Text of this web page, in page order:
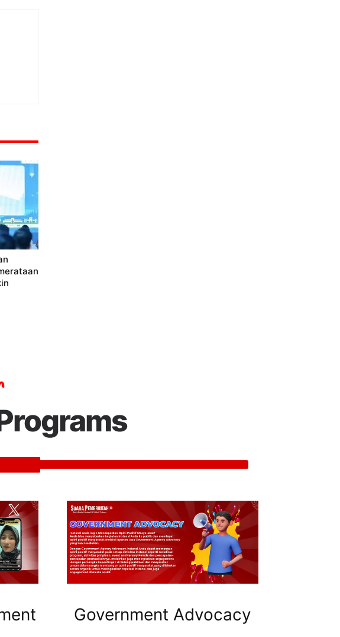
Government Advocacy